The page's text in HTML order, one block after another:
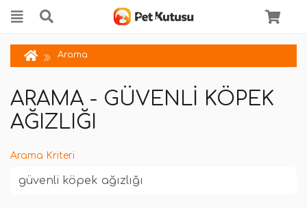
Arama
ARAMA - GÜVENLI KÖPEK
AĞIZLIĞI
Arama Kriteri